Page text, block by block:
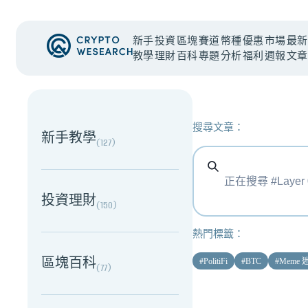
新手
教學
投資
理財
區塊
百科
賽道
專題
幣種
分析
優惠
福利
市場
週報
最新
文章
NEW EVENT
新手教學(127)
投資理財(150)
區塊百科(77)
搜尋文章：
熱門標籤：
#PolitiFi #BTC #Meme